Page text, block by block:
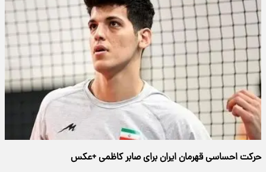
حرکت احساسی قهرمان ایران برای صابر کاظمی +عکس